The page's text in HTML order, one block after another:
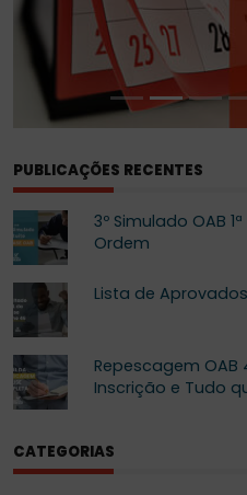
PUBLICAÇÕES RECENTES
3º Simulado OAB
Ordem
Lista de
Repescagem OAB
Inscrição e Tudo
CATEGORIAS